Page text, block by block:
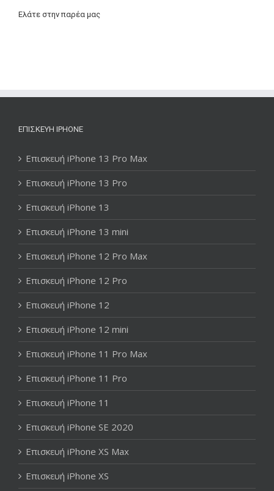
Ελάτε στην παρέα μας
ΕΠΙΣΚΕΥΉ IPHONE
Επισκευή iPhone 13 Pro Max
Επισκευή iPhone 13 Pro
Επισκευή iPhone 13
Επισκευή iPhone 13 mini
Επισκευή iPhone 12 Pro Max
Επισκευή iPhone 12 Pro
Επισκευή iPhone 12
Επισκευή iPhone 12 mini
Επισκευή iPhone 11 Pro Max
Επισκευή iPhone 11 Pro
Επισκευή iPhone 11
Επισκευή iPhone SE 2020
Επισκευή iPhone XS Max
Επισκευή iPhone XS